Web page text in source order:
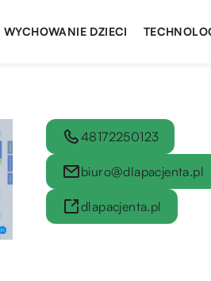
WYCHOWANIE DZIECI
48172250123
biuro@dlapacjenta.pl
dlapacjenta.pl